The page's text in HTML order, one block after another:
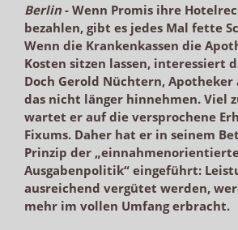
Berlin- Wenn Promis ihre
bezahlen, gibt es jedes Mal fette
Wenn die Krankenkassen die
Kosten sitzen lassen, interessiert
Doch Gerold Nüchtern, Apotheker
das nicht länger hinnehmen. Viel
wartet er auf die versprochene
Fixums. Daher hat er in seinem
Prinzip der
Ausgabenpolitik“ eingeführt:
ausreichend vergütet werden,
mehr im vollen Umfang erbracht.